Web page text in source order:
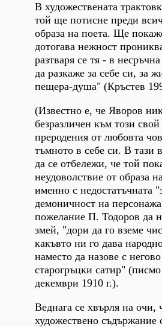
В художествената
той ще потисне преди
образа на поета. Ще
дотогава нежност
разтваря се тя - в
да разкаже за себе си, за
пещера-душа" (Кръстев
(Известно е, че Яворов
безразличен към този
преродения от любовта
тъмното в себе си. В тази
да се отбележи, че той
неудоволствие от образа
именно с недостатъчната
демоничност на
пожелание П. Тодоров да
змей, "дори да го вземе
какъвто ни го дава
наместо да назове с
старогръцки сатир"
декември 1910 г.).
Веднага се хвърля на очи,
художествено съдържание